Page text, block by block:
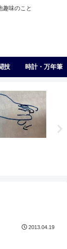
趣味のこと
技 時計・万年筆
2013.04.19